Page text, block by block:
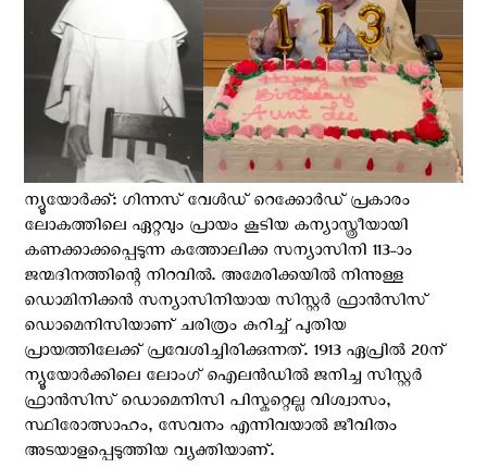
ന്യൂയോര്‍ക്ക്: ഗിന്നസ് വേൾഡ് റെക്കോർഡ് പ്രകാരം
ലോകത്തിലെ ഏറ്റവും പ്രായം കൂടിയ കന്യാസ്ത്രീയായി
കണക്കാക്കപ്പെടുന്ന കത്തോലിക്ക സന്യാസിനി 113-ാം
ജന്മദിനത്തിന്റെ നിറവില്‍. അമേരിക്കയിൽ നിന്നുള്ള
ഡൊമിനിക്കൻ സന്യാസിനിയായ സിസ്റ്റർ ഫ്രാൻസിസ്
ഡൊമെനിസിയാണ് ചരിത്രം കുറിച്ച് പുതിയ
പ്രായത്തിലേക്ക് പ്രവേശിച്ചിരിക്കുന്നത്. 1913 ഏപ്രിൽ 20ന്
ന്യൂയോർക്കിലെ ലോംഗ് ഐലൻഡിൽ ജനിച്ച സിസ്റ്റർ
ഫ്രാൻസിസ് ഡൊമെനിസി പിസ്കറ്റെല്ല വിശ്വാസം,
സ്ഥിരോത്സാഹം, സേവനം എന്നിവയാൽ ജീവിതം
അടയാളപ്പെടുത്തിയ വ്യക്തിയാണ്.